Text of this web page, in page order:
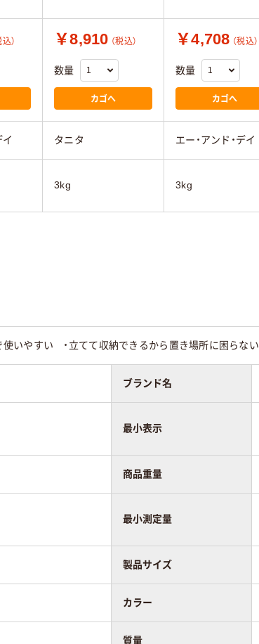
込） ￥8,910 （税込）
数量
カゴへ
￥4,708 （税込）
数量
カゴへ
イ タニタ エー・アンド・デイ
3kg 3kg
で使いやすい ・立てて収納できるから置き場所に困ら
ブランド名
最小表示
商品重量
最小測定量
製品サイズ
カラー
質量